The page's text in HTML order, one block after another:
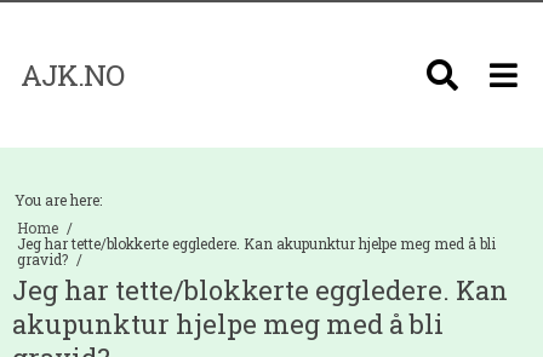
AJK.NO
You are here:
Home
Jeg har tette/blokkerte eggledere. Kan akupunktur hjelpe meg med å bli
gravid?
Jeg har tette/blokkerte eggledere. Kan
akupunktur hjelpe meg med å bli